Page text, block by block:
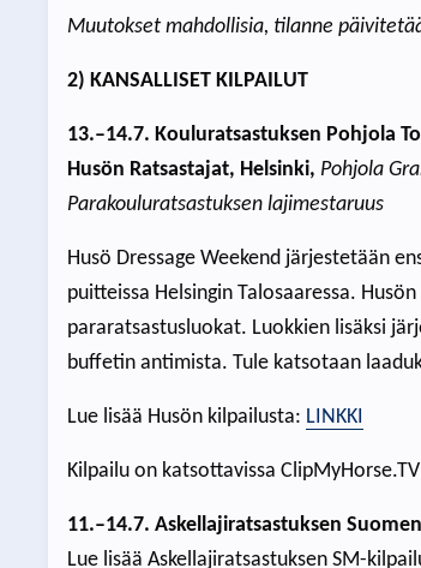
Muutokset mahdollisia, tilanne
2) KANSALLISET KILPAILUT
13.–14.7. Kouluratsastuksen Pohjola
Husön Ratsastajat, Helsinki, Pohjola
Parakouluratsastuksen lajimestaruus
Husö Dressage Weekend järjestetään
puitteissa Helsingin Talosaaressa.
pararatsastusluokat. Luokkien lisäksi
buffetin antimista. Tule katsotaan
Lue lisää Husön kilpailusta: LINKKI
Kilpailu on katsottavissa
11.–14.7. Askellajiratsastuksen
Lue lisää Askellajiratsastuksen SM-